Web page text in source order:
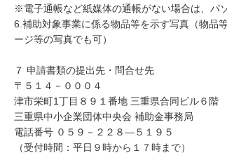
※電子通帳など紙媒体の通帳がない場合は、パ
6.補助対象事業に係る物品等を示す写真（物品
ージ等の写真でも可）
７ 申請書類の提出先・問合せ先
〒５１４－０００４
津市栄町1丁目８９１番地 三重県合同ビル６階
三重県中小企業団体中央会 補助金事務局
電話番号 ０５９－２２８―５１９５
（受付時間：平日９時から１７時まで）